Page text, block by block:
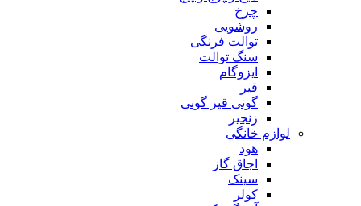
چرخ
روشویی
توالت فرنگی
سنگ توالت
ایزوگام
قیر
گونی قیر گونی
زنجیر
لوازم خانگی
هود
اجاق گاز
سینک
کولر